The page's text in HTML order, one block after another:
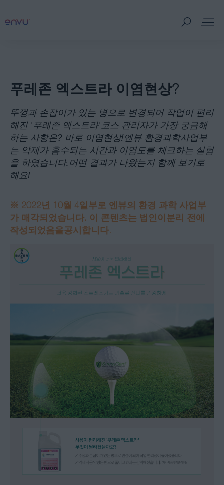
회사소개
고객 문의
뉴스 레터
판매처
병해충 정보
홍보자료
푸레존 엑스트라 이염현상?
뚜껑과 손잡이가 있는 병으로 변경되어 작업이 편리
해진 '푸레존 엑스트라'코스 관리자가 가장 궁금해
하는 사항은? 바로 이염현상!엔뷰 환경과학사업부
는 약제가 흡수되는 시간과 이염도를 체크하는 실험
을 하였습니다.어떤 결과가 나왔는지 함께 보기로
해요!
※ 2022년 10월 4일부로 엔뷰의 환경 과학 사업부
가 매각되었습니다. 이 콘텐츠는 법인이분리 전에
작성되었음을공시합니다.